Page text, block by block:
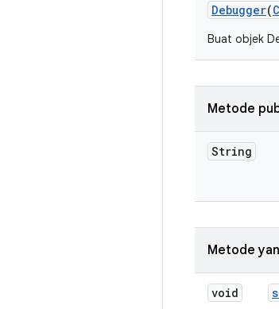
Debugger(
Buat objek
Metode
String
Metode
void